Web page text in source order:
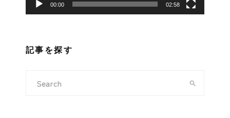
00:00 02:58
記事を探す